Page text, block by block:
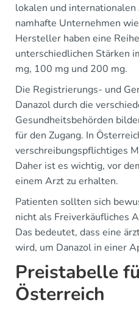
lokalen und
namhafte Unternehmen
Hersteller haben eine
unterschiedlichen Stärken
mg, 100 mg und 200 mg.
Die Registrierungs- und
Danazol durch die
Gesundheitsbehörden
für den Zugang. In
verschreibungspflichtiges
Daher ist es wichtig, vor
einem Arzt zu erhalten.
Patienten sollten sich
nicht als Freiverkäufliches
Das bedeutet, dass eine
wird, um Danazol in einer
Preistabelle
Österreich